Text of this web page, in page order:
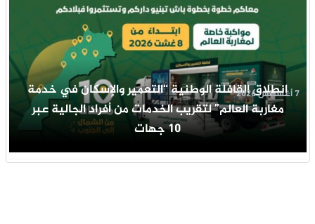
انطلاق القافلة الوطنية “التعمير والإسكان في خدمة
مغاربة العالم” لتقريب الخدمات من أفراد الجالية عبر
10 جهات
7 أغسطس 2026